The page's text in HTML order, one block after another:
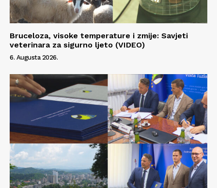
Bruceloza, visoke temperature i zmije: Savjeti
veterinara za sigurno ljeto (VIDEO)
6. Augusta 2026.